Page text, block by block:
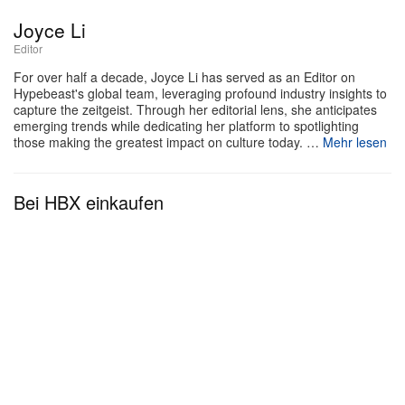
kronenförmigen „King Forever“-Verpackung.
Der Nike LeBron 23 „LeBronto“ droppt später in
diesem Frühjahr.
Joyce Li
Editor
For over half a decade, Joyce Li has served as an Editor on
Hypebeast's global team, leveraging profound industry insights to
capture the zeitgeist. Through her editorial lens, she anticipates
emerging trends while dedicating her platform to spotlighting
those making the greatest impact on culture today. … Mehr lesen
Bei HBX einkaufen